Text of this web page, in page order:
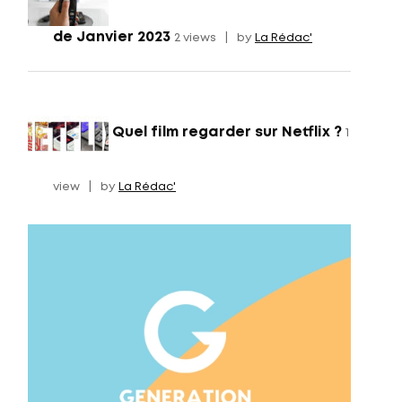
de Janvier 2023 2 views by La Rédac'
Quel film regarder sur Netflix ?
view by La Rédac'